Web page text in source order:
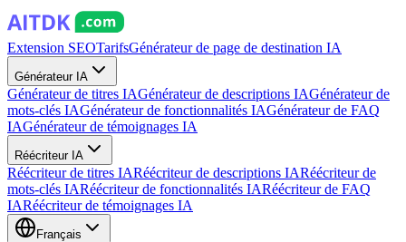
Extension SEOTarifsGénérateur de page de destination IA
Générateur IA
Générateur de titres IAGénérateur de descriptions IAGénérateur de
mots-clés IAGénérateur de fonctionnalités IAGénérateur de FAQ
IAGénérateur de témoignages IA
Réécriteur IA
Réécriteur de titres IARéécriteur de descriptions IARéécriteur de
mots-clés IARéécriteur de fonctionnalités IARéécriteur de FAQ
IARéécriteur de témoignages IA
Français